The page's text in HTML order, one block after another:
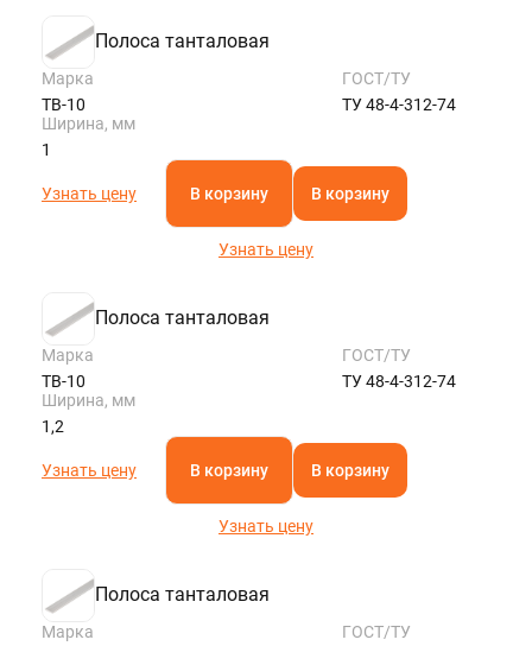
Полоса танталовая
Марка
ТВ-10
ГОСТ/ТУ
ТУ 48-4-312-74
Ширина, мм
1
Узнать цену В корзину В корзину
Узнать цену
Полоса танталовая
Марка
ТВ-10
ГОСТ/ТУ
ТУ 48-4-312-74
Ширина, мм
1,2
Узнать цену В корзину В корзину
Узнать цену
Полоса танталовая
Марка
ГОСТ/ТУ